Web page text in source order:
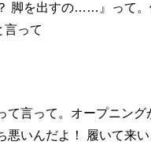
脚を出すの……』って
言って
言って。オープニン
悪いんだよ！ 履いて来